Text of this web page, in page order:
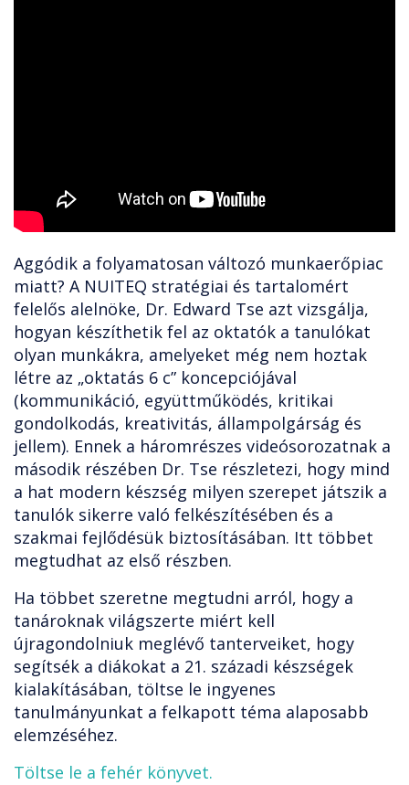
Aggódik a folyamatosan változó munkaerőpiac
miatt? A NUITEQ stratégiai és tartalomért
felelős alelnöke, Dr. Edward Tse azt vizsgálja,
hogyan készíthetik fel az oktatók a tanulókat
olyan munkákra, amelyeket még nem hoztak
létre az „oktatás 6 c” koncepciójával
(kommunikáció, együttműködés, kritikai
gondolkodás, kreativitás, állampolgárság és
jellem). Ennek a háromrészes videósorozatnak a
második részében Dr. Tse részletezi, hogy mind
a hat modern készség milyen szerepet játszik a
tanulók sikerre való felkészítésében és a
szakmai fejlődésük biztosításában. Itt többet
megtudhat az első részben.
Ha többet szeretne megtudni arról, hogy a
tanároknak világszerte miért kell
újragondolniuk meglévő tanterveiket, hogy
segítsék a diákokat a 21. századi készségek
kialakításában, töltse le ingyenes
tanulmányunkat a felkapott téma alaposabb
elemzéséhez.
Töltse le a fehér könyvet.